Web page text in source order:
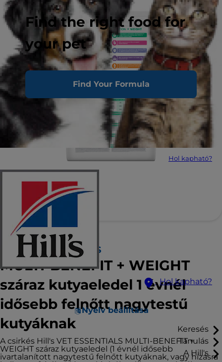
Find the right food for
your pet
Find Your Formula
Hol kapható?
Hol kapható?
Nyelv beállítása
Keresés
Tanulás
A Hill's
Hill's VET ESSENTIALS
MULTI-BENEFIT + WEIGHT
száraz kutyaeledel 1 évnél
idősebb felnőtt nagytestű
kutyáknak
A csirkés Hill's VET ESSENTIALS MULTI-BENEFIT +
WEIGHT száraz kutyaeledel (1 évnél idősebb
ivartalanított nagytestű felnőtt kutyáknak, vagy hízásra